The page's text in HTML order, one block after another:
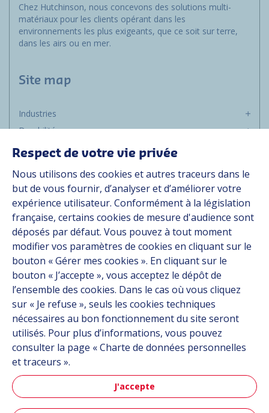
Chez Hutchinson, nous concevons des solutions multi-
matériaux pour les clients opérant dans les
environnements les plus exigeants, que ce soit sur terre,
dans les airs ou en mer.
Site map
Industries
Durabilité
Média
Groupe
Fournisseurs
Documentation
Contact
Follow us
LinkedIn
Instagram
Respect de votre vie privée
Nous utilisons des cookies et autres traceurs dans le
but de vous fournir, d’analyser et d’améliorer votre
expérience utilisateur. Conformément à la législation
française, certains cookies de mesure d'audience sont
déposés par défaut. Vous pouvez à tout moment
modifier vos paramètres de cookies en cliquant sur le
bouton « Gérer mes cookies ». En cliquant sur le
bouton « J’accepte », vous acceptez le dépôt de
l’ensemble des cookies. Dans le cas où vous cliquez
sur « Je refuse », seuls les cookies techniques
nécessaires au bon fonctionnement du site seront
utilisés. Pour plus d’informations, vous pouvez
consulter la page « Charte de données personnelles
et traceurs ».
J'accepte